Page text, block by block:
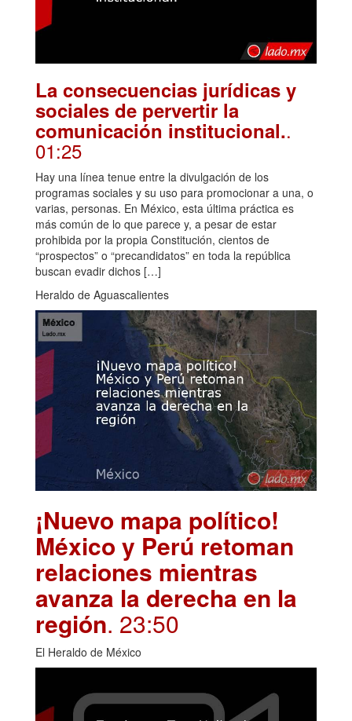
La consecuencias jurídicas y
sociales de pervertir la
comunicación institucional..
01:25
Hay una línea tenue entre la divulgación de los
programas sociales y su uso para promocionar a una, o
varias, personas. En México, esta última práctica es
más común de lo que parece y, a pesar de estar
prohibida por la propia Constitución, cientos de
“prospectos” o “precandidatos” en toda la república
buscan evadir dichos […]
Heraldo de Aguascalientes
¡Nuevo mapa político!
México y Perú retoman
relaciones mientras
avanza la derecha en la
región. 23:50
El Heraldo de México